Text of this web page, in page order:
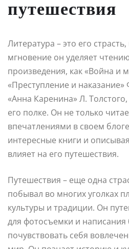
путешествия
Литература – это его
мгновение он уделяет
произведения, как «Война и
«Преступление и наказание»
«Анна Каренина» Л. Толстого,
его полке. Он не только
впечатлениями в своем
интересные книги и
влияет на его путешествия.
Путешествия – еще одна
побывал во многих уголках
культуры и традиции. Он
для фотосъемки и написания
почувствовать себя